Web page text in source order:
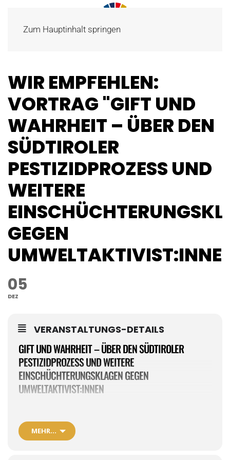
Zum Hauptinhalt springen
WIR EMPFEHLEN:
VORTRAG "GIFT UND
WAHRHEIT – ÜBER DEN
SÜDTIROLER
PESTIZIDPROZESS UND
WEITERE
GEGEN
05
DEZ
VERANSTALTUNGS-DETAILS
GIFT UND WAHRHEIT – ÜBER DEN SÜDTIROLER
PESTIZIDPROZESS UND WEITERE
EINSCHÜCHTERUNGSKLAGEN GEGEN
UMWELTAKTIVIST:INNEN
Veranstaltungsort:
im Münchner Zukunftssalon, Goethestr.28 München, 80336
MEHR…